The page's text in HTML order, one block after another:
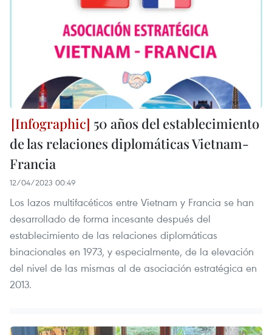
50 años del establecimiento
de las relaciones diplomáticas Vietnam-
Francia
12/04/2023 00:49
Los lazos multifacéticos entre Vietnam y Francia se han
desarrollado de forma incesante después del
establecimiento de las relaciones diplomáticas
binacionales en 1973, y especialmente, de la elevación
del nivel de las mismas al de asociación estratégica en
2013.